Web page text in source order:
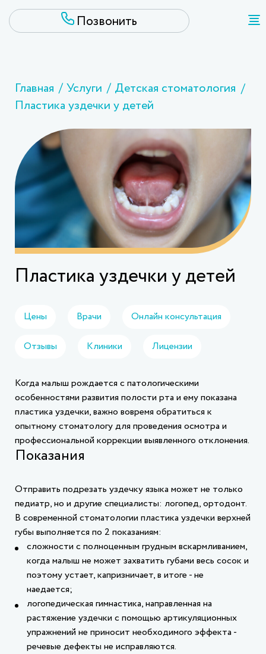
Главная Услуги
Детская стоматология
Пластика уздечки у детей
Пластика уздечки у детей
Цены Врачи Онлайн консультация
Отзывы Клиники Лицензии
Когда малыш рождается с патологическими
особенностями развития полости рта и ему показана
пластика уздечки, важно вовремя обратиться к
опытному стоматологу для проведения осмотра и
профессиональной коррекции выявленного отклонения.
Показания
Отправить подрезать уздечку языка может не только
педиатр, но и другие специалисты: логопед, ортодонт.
В современной стоматологии пластика уздечки верхней
губы выполняется по 2 показаниям:
сложности с полноценным грудным вскармливанием,
когда малыш не может захватить губами весь сосок и
поэтому устает, капризничает, в итоге - не
наедается;
логопедическая гимнастика, направленная на
растяжение уздечки с помощью артикуляционных
упражнений не приносит необходимого эффекта -
речевые дефекты не исправляются.